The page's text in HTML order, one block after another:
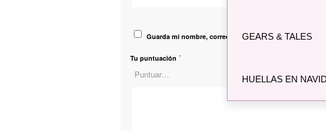
GEARS & TALES
HUELLAS EN
Guarda mi nombre, correo electrónico y web en este
Tu puntuación *